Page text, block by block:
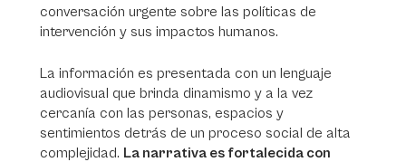
conversación urgente sobre las políticas de
intervención y sus impactos humanos.
La información es presentada con un lenguaje
audiovisual que brinda dinamismo y a la vez
cercanía con las personas, espacios y
sentimientos detrás de un proceso social de alta
complejidad. La narrativa es fortalecida con